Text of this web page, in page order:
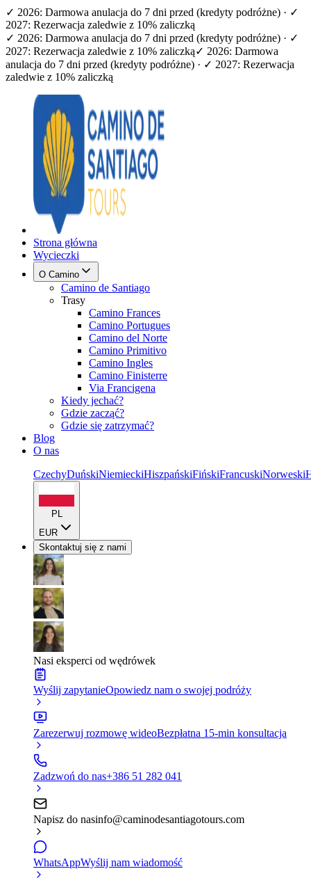
✓ 2026: Darmowa anulacja do 7 dni przed (kredyty podróżne) · ✓
2027: Rezerwacja zaledwie z 10% zaliczką
✓ 2026: Darmowa anulacja do 7 dni przed (kredyty podróżne) · ✓
2027: Rezerwacja zaledwie z 10% zaliczką✓ 2026: Darmowa
anulacja do 7 dni przed (kredyty podróżne) · ✓ 2027: Rezerwacja
zaledwie z 10% zaliczką
Strona główna
Wycieczki
O Camino
Camino de Santiago
Trasy
Camino Frances
Camino Portugues
Camino del Norte
Camino Primitivo
Camino Ingles
Camino Finisterre
Via Francigena
Kiedy jechać?
Gdzie zacząć?
Gdzie się zatrzymać?
Blog
O nas
CzechyDuńskiNiemieckiHiszpańskiFińskiFrancuskiNorweski
PL
EUR
Skontaktuj się z nami
Nasi eksperci od wędrówek
Wyślij zapytanieOpowiedz nam o swojej podróży
Zarezerwuj rozmowę wideoBezpłatna 15-min konsultacja
Zadzwoń do nas+386 51 282 041
Napisz do nasinfo@caminodesantiagotours.com
WhatsAppWyślij nam wiadomość